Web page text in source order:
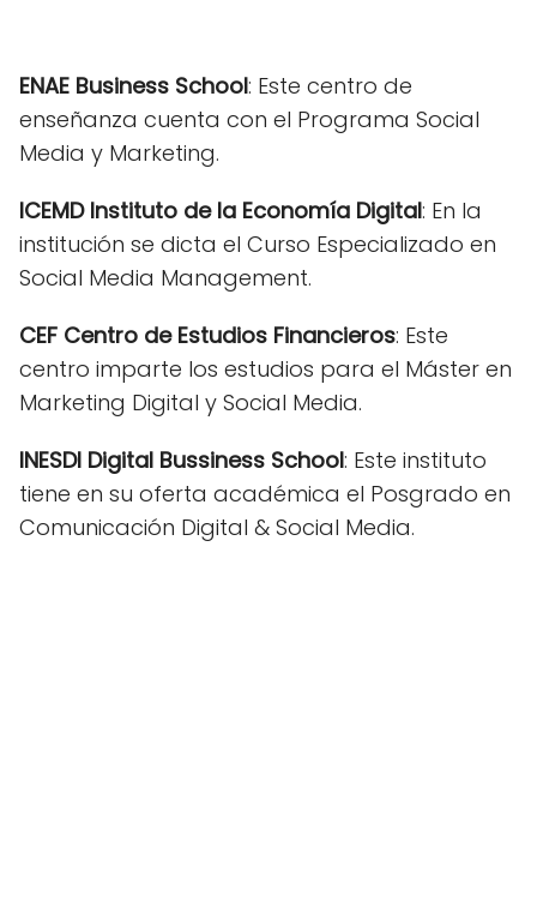
ENAE Business School: Este centro de
enseñanza cuenta con el Programa Social
Media y Marketing.
ICEMD Instituto de la Economía Digital: En la
institución se dicta el Curso Especializado en
Social Media Management.
CEF Centro de Estudios Financieros: Este
centro imparte los estudios para el Máster en
Marketing Digital y Social Media.
INESDI Digital Bussiness School: Este instituto
tiene en su oferta académica el Posgrado en
Comunicación Digital & Social Media.